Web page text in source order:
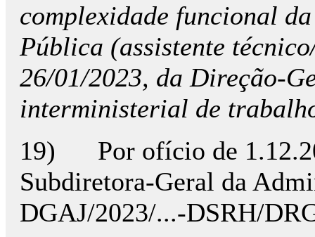
complexidade funcional
Pública (assistente
26/01/2023, da Direção-
interministerial de
19) Por ofício de
Subdiretora-Geral da
DGAJ/2023/...-DSRH/